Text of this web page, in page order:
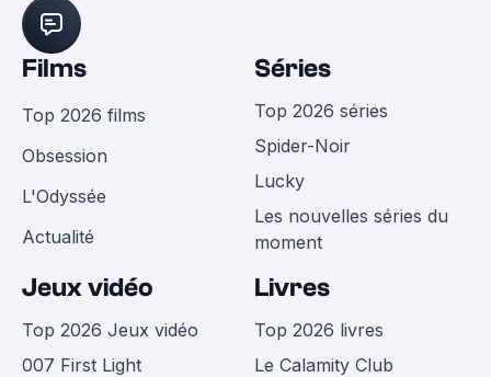
Films
Top 2026 films
Obsession
L'Odyssée
Actualité
Séries
Top 2026 séries
Spider-Noir
Lucky
Les nouvelles séries du
moment
Jeux vidéo
Top 2026 Jeux vidéo
007 First Light
Livres
Top 2026 livres
Le Calamity Club